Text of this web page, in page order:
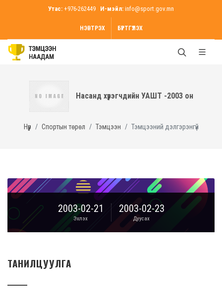
Утас: +976-262449 И-мэйл: info@sport.gov.mn
НЭВТРЭХ БҮРТГҮҮЛЭХ
Насанд хүрэгчдийн УАШТ -2003 он
Нүүр Спортын төрөл Тэмцээн Тэмцээний дэлгэрэнгүй
2003-02-21
Эхлэх
2003-02-23
Дуусах
ТАНИЛЦУУЛГА